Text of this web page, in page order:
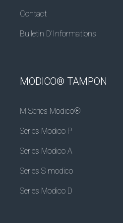
Contact
Bulletin D’Informations
MODICO® TAMPON
M Series Modico®
Series Modico P
Series Modico A
Series S modico
Series Modico D